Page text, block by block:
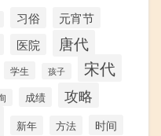
习俗 元宵节
医院 唐代
学生 孩子 宋代
成绩 攻略
新年 方法 时间